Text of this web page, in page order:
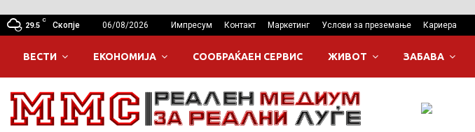
29.5
C
Скопје 06/08/2026 Импресум Контакт Маркетинг Услови за преземање Кариера
ВЕСТИ ЕКОНОМИЈА СООБРАЌАЕН СЕРВИС ЖИВОТ ЗАБАВА